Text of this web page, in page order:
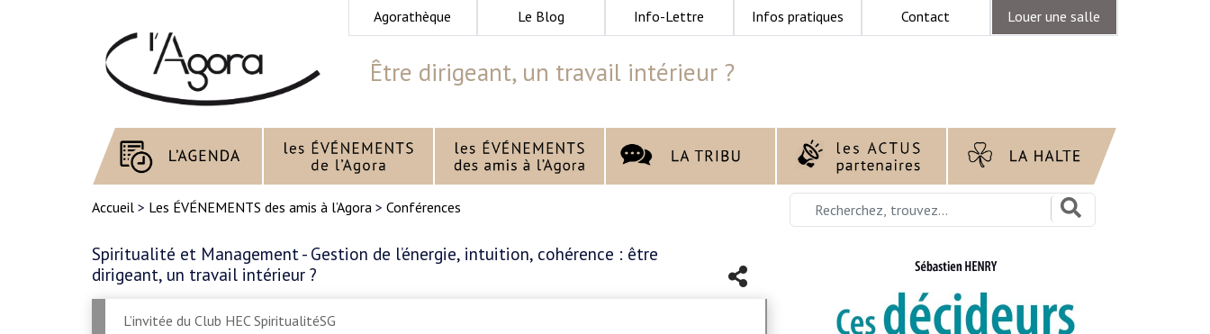
Agorathèque Le Blog Info-Lettre Infos pratiques Contact Louer une salle
Être dirigeant, un travail intérieur ?
Accueil > Les ÉVÉNEMENTS des amis à l’Agora > Conférences
Spiritualité et Management - Gestion de l’énergie, intuition, cohérence : être
dirigeant, un travail intérieur ?
L’invitée du Club HEC SpiritualitéSG